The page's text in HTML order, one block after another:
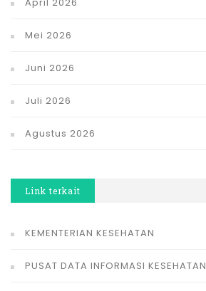
April 2026
Mei 2026
Juni 2026
Juli 2026
Agustus 2026
Link terkait
KEMENTERIAN KESEHATAN
PUSAT DATA INFORMASI KESEHATAN